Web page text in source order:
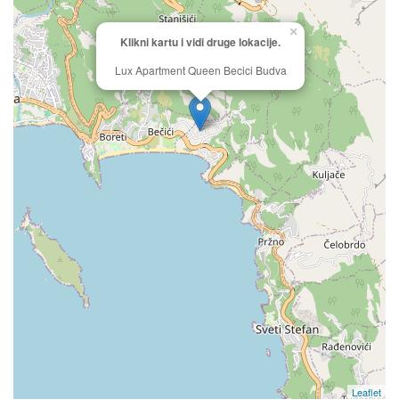
Klikni kartu i vidi druge lokacije.
Lux Apartment Queen Becici Budva
×
Leaflet